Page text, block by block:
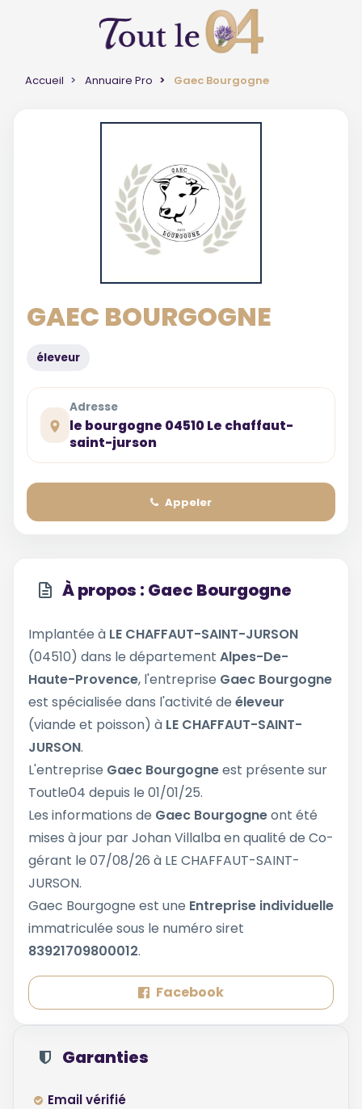
Accueil Annuaire Pro Gaec Bourgogne
GAEC BOURGOGNE
éleveur
Adresse
le bourgogne 04510 Le chaffaut-
saint-jurson
Appeler
À propos : Gaec Bourgogne
Implantée à LE CHAFFAUT-SAINT-JURSON
(04510) dans le département Alpes-De-
Haute-Provence, l'entreprise Gaec Bourgogne
est spécialisée dans l'activité de éleveur
(viande et poisson) à LE CHAFFAUT-SAINT-
JURSON.
L'entreprise Gaec Bourgogneest présente sur
Toutle04 depuis le 01/01/25.
Les informations de Gaec Bourgogneont été
mises à jour par Johan Villalba en qualité de Co-
gérant le 07/08/26 à LE CHAFFAUT-SAINT-
JURSON.
Gaec Bourgogne est une Entreprise individuelle
immatriculée sous le numéro siret
83921709800012.
Facebook
Garanties
Email vérifié